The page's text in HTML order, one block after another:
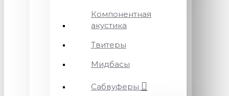
Компонентная
акустика
Твитеры
Мидбасы
Сабвуферы